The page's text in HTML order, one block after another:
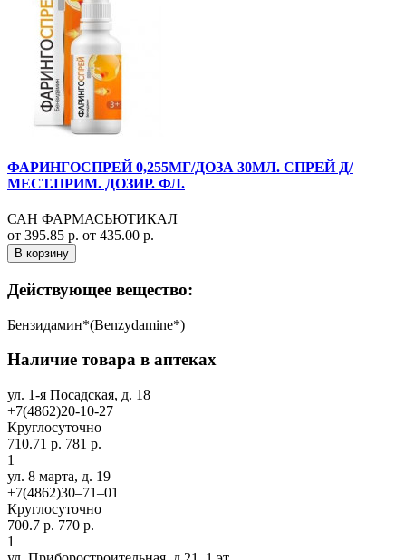
ФАРИНГОСПРЕЙ 0,255МГ/ДОЗА 30МЛ. СПРЕЙ Д/
МЕСТ.ПРИМ. ДОЗИР. ФЛ.
САН ФАРМАСЬЮТИКАЛ
от 395.85 р. от 435.00 р.
В корзину
Действующее вещество:
Бензидамин*(Benzydamine*)
Наличие товара в аптеках
ул. 1-я Посадская, д. 18
+7(4862)20-10-27
Круглосуточно
710.71 р. 781 р.
1
ул. 8 марта, д. 19
+7(4862)30‒71‒01
Круглосуточно
700.7 р. 770 р.
1